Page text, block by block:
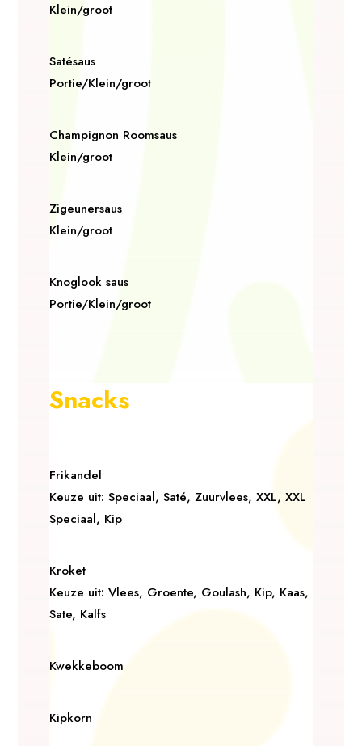
Klein/groot
Satésaus
Portie/Klein/groot
Champignon Roomsaus
Klein/groot
Zigeunersaus
Klein/groot
Knoglook saus
Portie/Klein/groot
Snacks
Frikandel
Keuze uit: Speciaal, Saté, Zuurvlees, XXL, XXL
Speciaal, Kip
Kroket
Keuze uit: Vlees, Groente, Goulash, Kip, Kaas,
Sate, Kalfs
Kwekkeboom
Kipkorn